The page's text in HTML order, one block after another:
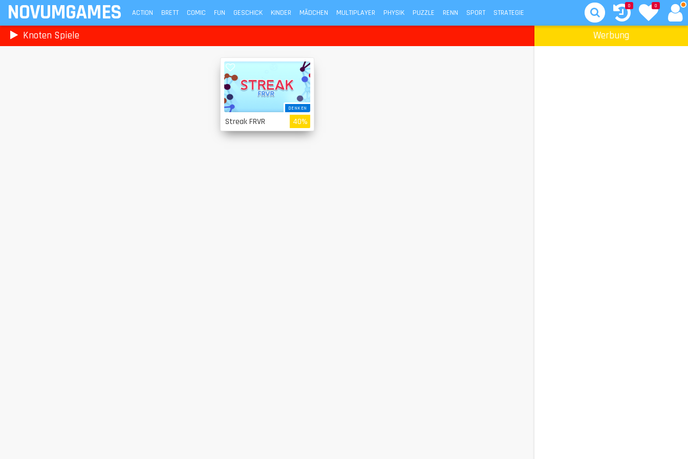
NOVUMGAMES ACTION BRETT COMIC FUN GESCHICK KINDER MÄDCHEN MULTIPLAYER PHYSIK PUZZLE RENN SPORT STRATEGIE
0
0
Knoten Spiele
DENKEN
Streak FRVR 40%
Werbung